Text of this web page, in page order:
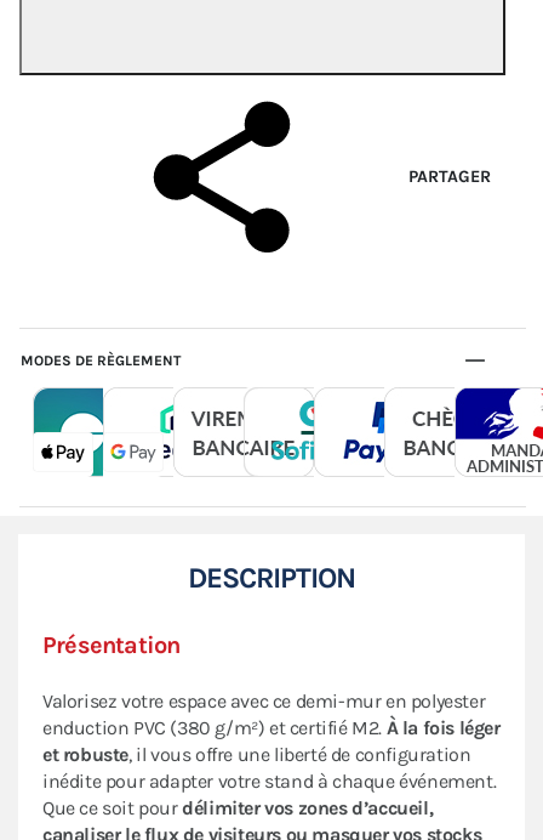
PARTAGER
MODES DE RÈGLEMENT
DESCRIPTION
Présentation
Valorisez votre espace avec ce demi-mur en polyester
enduction PVC (380 g/m²) et certifié M2. À la fois léger
et robuste, il vous offre une liberté de configuration
inédite pour adapter votre stand à chaque événement.
Que ce soit pourdélimiter vos zones d’accueil,
canaliser le flux de visiteurs ou masquer vos stocks